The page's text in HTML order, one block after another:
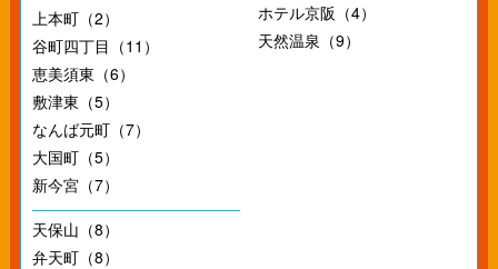
上本町（2）
谷町四丁目（11）
恵美須東（6）
敷津東（5）
なんば元町（7）
大国町（5）
新今宮（7）
天保山（8）
弁天町（8）
ホテル京阪（4）
天然温泉（9）